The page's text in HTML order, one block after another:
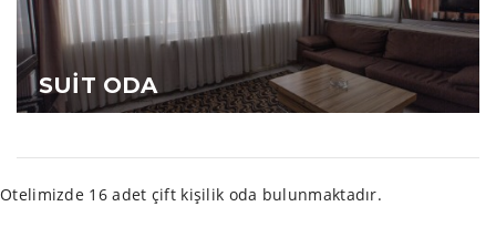
SUİT ODA
Otelimizde 16 adet çift kişilik oda bulunmaktadır.